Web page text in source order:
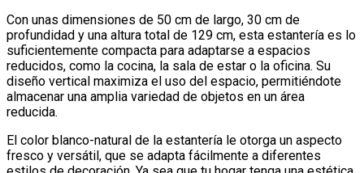
Con unas dimensiones de 50 cm de largo, 30 cm de
profundidad y una altura total de 129 cm, esta estantería es lo
suficientemente compacta para adaptarse a espacios
reducidos, como la cocina, la sala de estar o la oficina. Su
diseño vertical maximiza el uso del espacio, permitiéndote
almacenar una amplia variedad de objetos en un área
reducida.
El color blanco-natural de la estantería le otorga un aspecto
fresco y versátil, que se adapta fácilmente a diferentes